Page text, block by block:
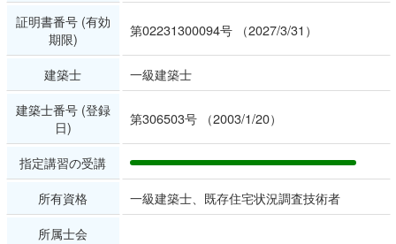
証明書番号 (有効
期限)
第02231300094号 （2027/3/31）
建築士
一級建築士
建築士番号 (登録
日)
第306503号 （2003/1/20）
指定講習の受講
所有資格
一級建築士、既存住宅状況調査技術者
所属士会